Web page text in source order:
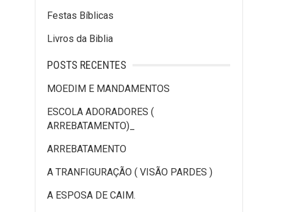
Festas Bíblicas
Livros da Biblia
POSTS RECENTES
MOEDIM E MANDAMENTOS
ESCOLA ADORADORES (
ARREBATAMENTO)_
ARREBATAMENTO
A TRANFIGURAÇÃO ( VISÃO PARDES )
A ESPOSA DE CAIM.